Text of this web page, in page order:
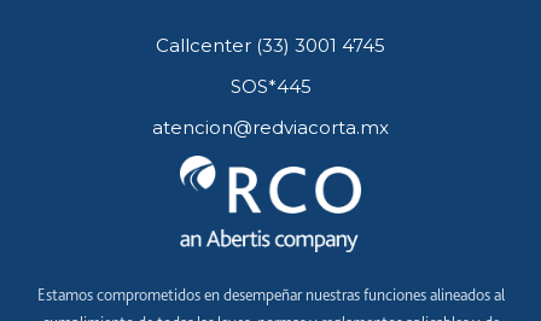
Estamos comprometidos en desempeñar nuestras funciones alineados al
Callcenter (33) 3001 4745
SOS*445
atencion@redviacorta.mx